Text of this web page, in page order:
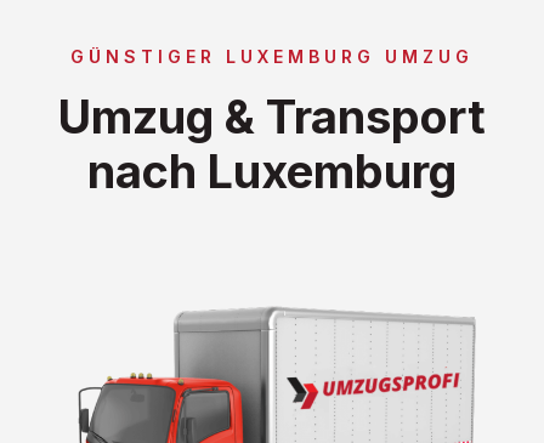
GÜNSTIGER LUXEMBURG UMZUG
Umzug & Transport
nach Luxemburg